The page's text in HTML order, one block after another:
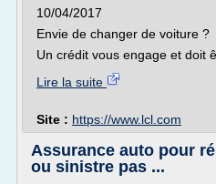
10/04/2017
Envie de changer de voiture ?
Un crédit vous engage et doit
Lire la suite
Site : https://www.lcl.com
Assurance auto pour
ou sinistre pas ...